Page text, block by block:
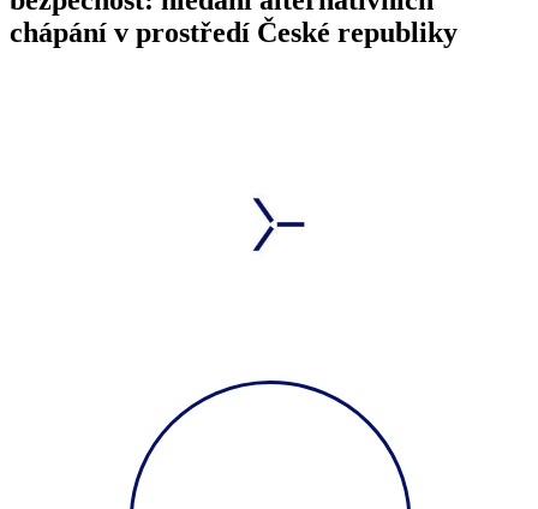
chápání v prostředí České republiky